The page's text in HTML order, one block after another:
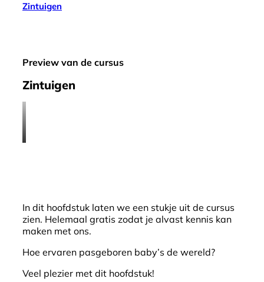
Zintuigen
Preview van de cursus
Zintuigen
In dit hoofdstuk laten we een stukje uit de cursus
zien. Helemaal gratis zodat je alvast kennis kan
maken met ons.
Hoe ervaren pasgeboren baby’s de wereld?
Veel plezier met dit hoofdstuk!